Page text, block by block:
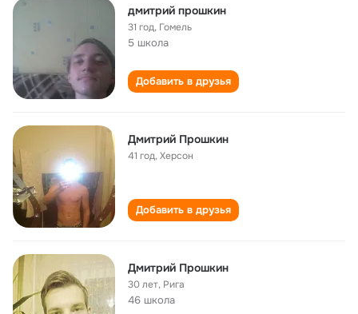
дмитрий прошкин
31 год, Гомель
5 школа
Добавить в друзья
Дмитрий Прошкин
41 год,Херсон
Добавить в друзья
Дмитрий Прошкин
30 лет, Рига
46 школа